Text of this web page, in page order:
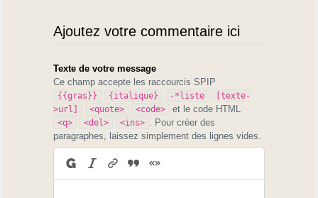
Ajoutez votre commentaire ici
Texte de votre message
Ce champ accepte les raccourcis SPIP
{{gras}} {italique} -*liste
[texte-
>url]
<quote> <code> et le code HTML
<q> <del> <ins>
. Pour créer des
paragraphes, laissez simplement des lignes vides.